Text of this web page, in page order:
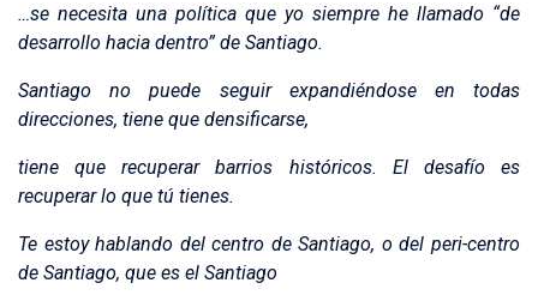
…se necesita una política que yo siempre he llamado “de
desarrollo hacia dentro” de Santiago.
Santiago no puede seguir expandiéndose en todas
direcciones, tiene que densificarse,
tiene que recuperar barrios históricos. El desafío es
recuperar lo que tú tienes.
Te estoy hablando del centro de Santiago, o del peri-centro
de Santiago, que es el Santiago